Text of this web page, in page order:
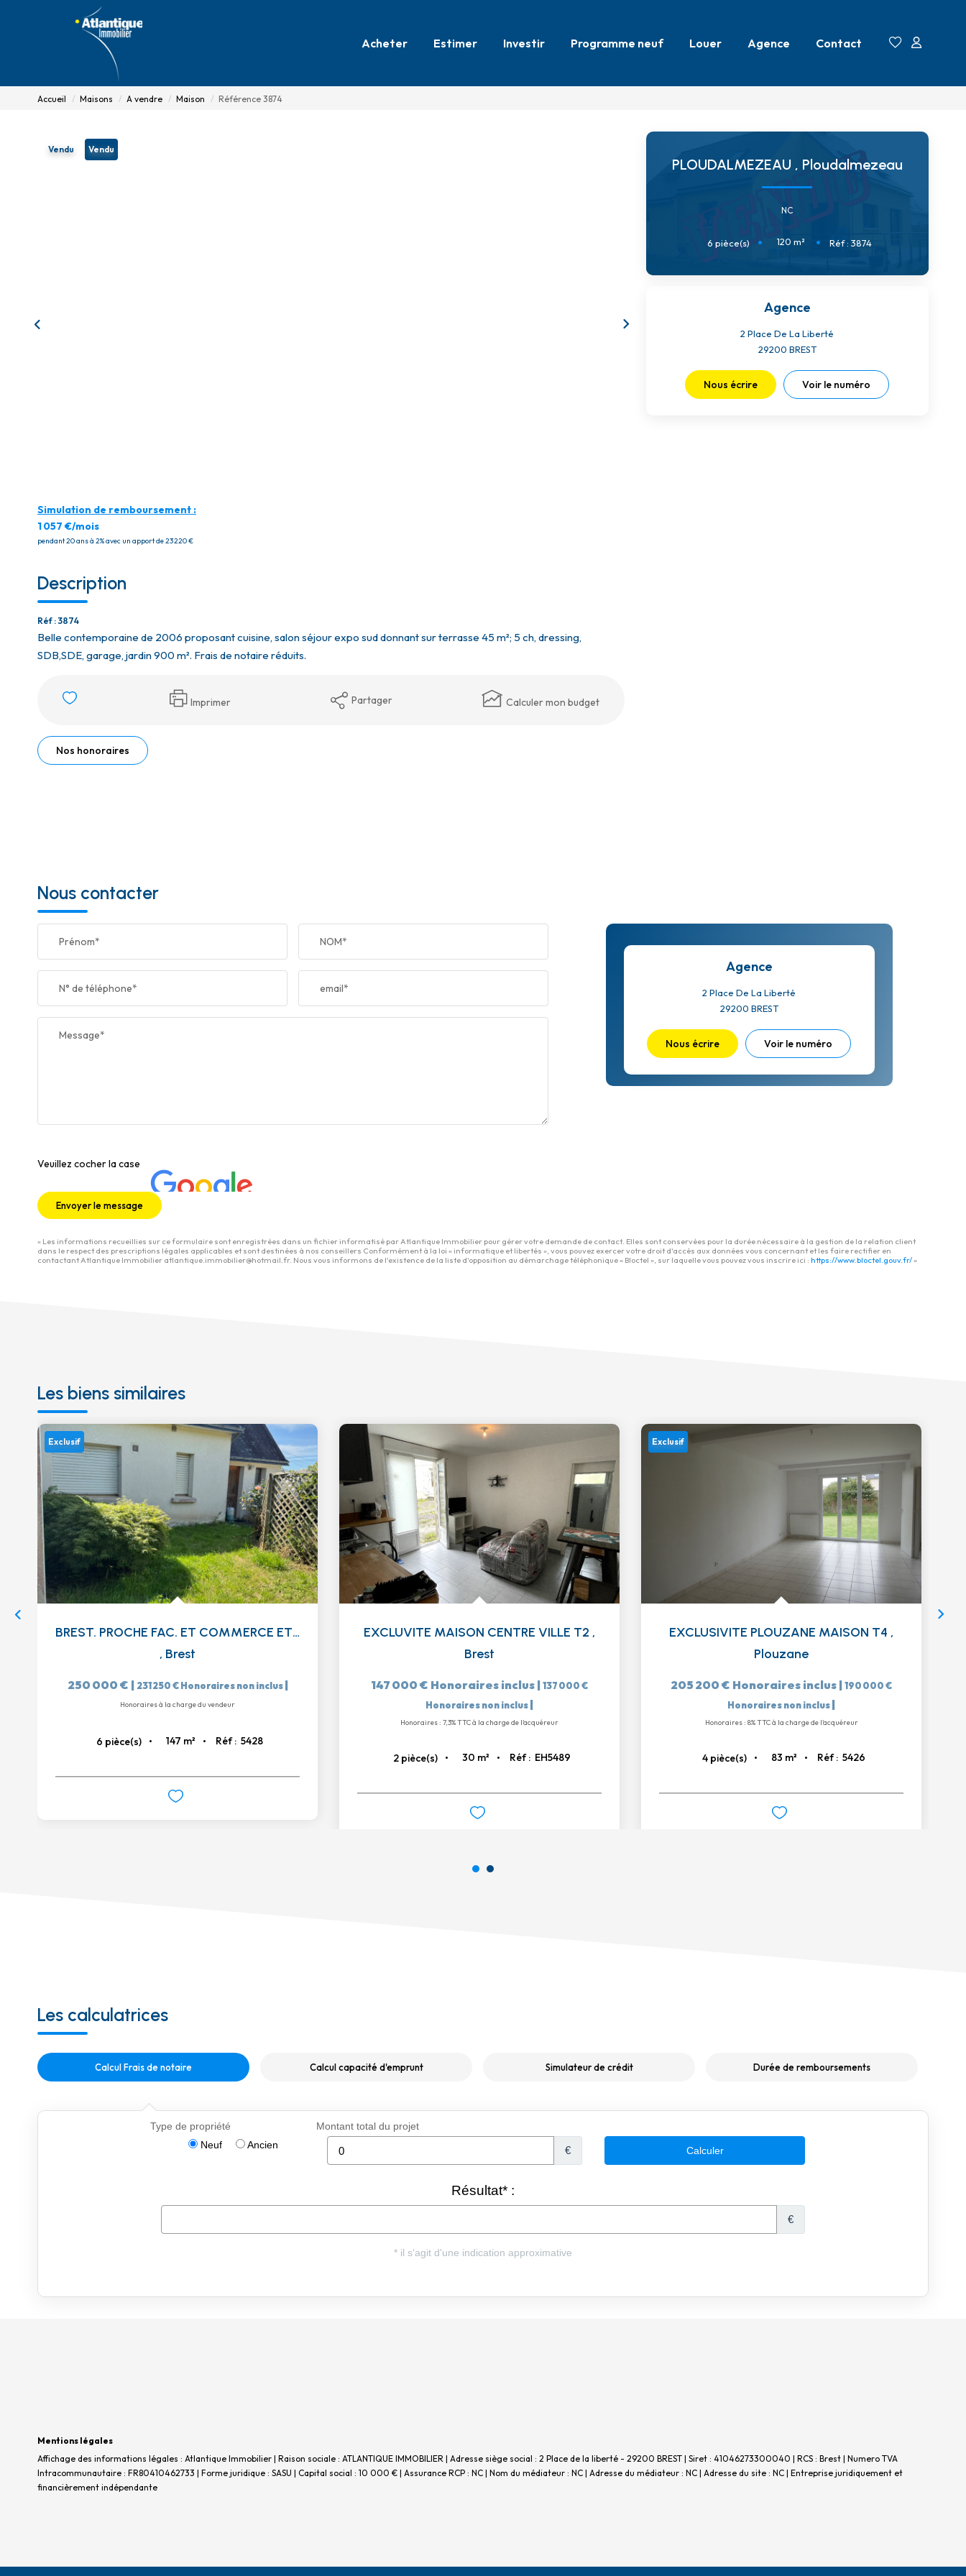
Acheter Estimer Investir Programme neuf Louer Agence Contact
Accueil Maisons A vendre Maison Référence 3874
Vendu Vendu
Simulation de remboursement :
1 057 €/mois
pendant 20 ans à 2% avec un apport de 23 220 €
Description
Réf : 3874
Belle contemporaine de 2006 proposant cuisine, salon séjour expo sud donnant sur terrasse 45 m²; 5 ch, dressing,
SDB,SDE, garage, jardin 900 m². Frais de notaire réduits.
Imprimer Partager Calculer mon budget
Nos honoraires
PLOUDALMEZEAU , Ploudalmezeau
NC
6 pièce(s) 120 m² Réf : 3874
Agence
2 Place De La Liberté
29200 BREST
Nous écrire Voir le numéro
Nous contacter
Prénom* NOM*
N° de téléphone* email*
Message*
Veuillez cocher la case
Envoyer le message
Agence
2 Place De La Liberté
29200 BREST
Nous écrire Voir le numéro
« Les informations recueillies sur ce formulaire sont enregistrées dans un fichier informatisé par Atlantique Immobilier pour gérer votre demande de contact. Elles sont conservées pour la durée nécessaire à la gestion de la relation client
dans le respect des prescriptions légales applicables et sont destinées à nos conseillers Conformément à la loi « informatique et libertés », vous pouvez exercer votre droit d'accès aux données vous concernant et les faire rectifier en
contactant Atlantique Immobilier atlantique.immobilier@hotmail.fr. Nous vous informons de l'existence de la liste d'opposition au démarchage téléphonique « Bloctel », sur laquelle vous pouvez vous inscrire ici : https://www.bloctel.gouv.fr/»
Les biens similaires
Exclusif
BREST. PROCHE FAC. ET COMMERCE ET TRANSPORT
, Brest
250 000 € | 231 250 € Honoraires non inclus|
Honoraires à la charge du vendeur
6 pièce(s) 147 m² Réf : 5428
EXCLUVITE MAISON CENTRE VILLE T2 ,
Brest
147 000 € Honoraires inclus |137 000 €
Honoraires non inclus|
Honoraires : 7,3% TTC à la charge de l'acquéreur
2 pièce(s) 30 m² Réf : EH5489
Exclusif
EXCLUSIVITE PLOUZANE MAISON T4 ,
Plouzane
205 200 € Honoraires inclus |190 000 €
Honoraires non inclus|
Honoraires : 8% TTC à la charge de l'acquéreur
4 pièce(s) 83 m² Réf : 5426
Les calculatrices
Calcul Frais de notaire Calcul capacité d'emprunt Simulateur de crédit Durée de remboursements
Mentions légales
Affichage des informations légales : Atlantique Immobilier | Raison sociale : ATLANTIQUE IMMOBILIER | Adresse siège social : 2 Place de la liberté - 29200 BREST | Siret : 41046273300040 | RCS : Brest | Numero TVA
Intracommunautaire : FR80410462733 | Forme juridique : SASU | Capital social : 10 000 € | Assurance RCP : NC | Nom du médiateur : NC | Adresse du médiateur : NC | Adresse du site : NC | Entreprise juridiquement et
financièrement indépendante